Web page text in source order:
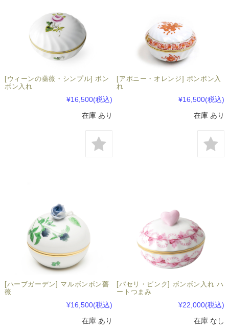
[ウィーンの薔薇・シンプル] ボン
ボン入れ
¥16,500(税込)
在庫 あり
[アポニー・オレンジ] ボンボン入
れ
¥16,500(税込)
在庫 あり
[ハーブガーデン] マルボンボン薔
薇
¥16,500(税込)
在庫 あり
[パセリ・ピンク] ボンボン入れ ハ
ートつまみ
¥22,000(税込)
在庫 なし